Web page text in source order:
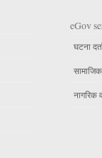
eGov
घटना
सामाजिक
नागरिक